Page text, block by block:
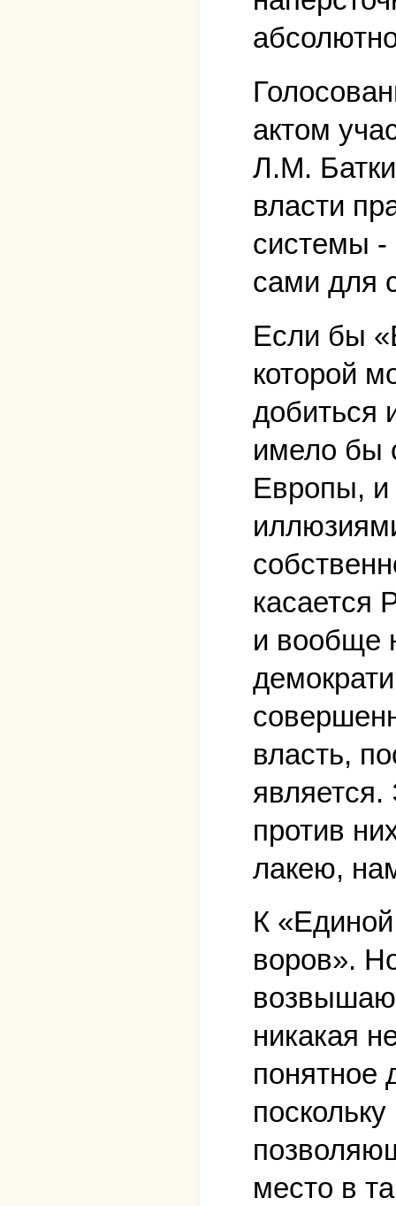
актом
Л.М.
власти
системы -
сами для
Если бы
которой
добиться
имело бы
Европы,
касается
и вообще
власть,
против
лакею,
К
воров».
никакая
понятное
место в